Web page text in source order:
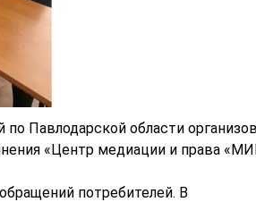
Павлодарской области
«Центр медиации и права
потребителей. В